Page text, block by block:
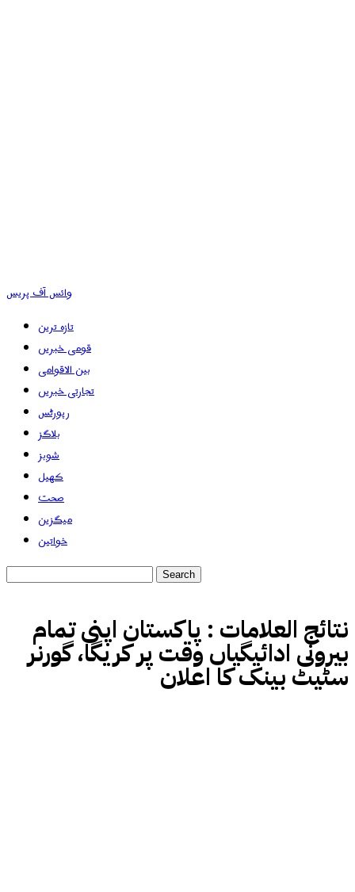
وائس آف پریس
تازہ ترین
قومی خبریں
بین الاقوامی
تجارتی خبریں
رپورٹس
بلاگز
شوبز
کھیل
صحت
میگزین
خواتین
نتائج العلامات : پاکستان اپنی تمام
بیرونی ادائیگیاں وقت پر کریگا، گورنر
سٹیٹ بینک کا اعلان